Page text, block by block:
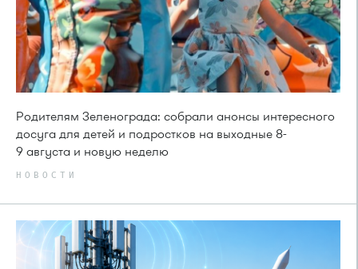
Родителям Зеленограда: собрали анонсы интересного
досуга для детей и подростков на выходные 8-
9 августа и новую неделю
НОВОСТИ